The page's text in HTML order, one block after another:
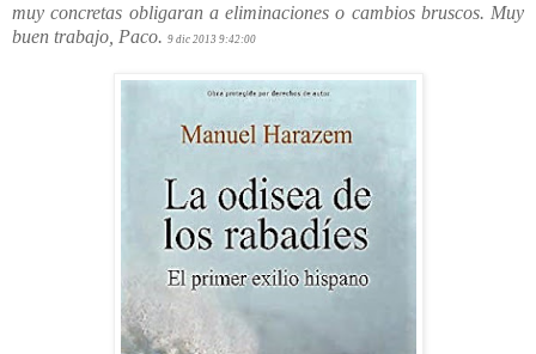
muy concretas obligaran a eliminaciones o cambios bruscos. Muy
buen trabajo, Paco. 9 dic 2013 9:42:00